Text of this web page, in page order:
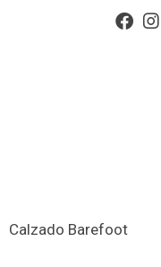
Calzado Barefoot